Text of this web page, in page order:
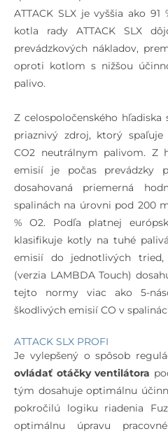
ATTACK SLX je vyššia ako 91
kotla rady ATTACK SLX
prevádzkových nákladov,
oproti kotlom s nižšou
palivo.
Z celospoločenského
priaznivý zdroj, ktorý
CO2 neutrálnym palivom. Z
emisií je počas prevádzky
dosahovaná priemerná
spalinách na úrovni pod 200
% O2. Podľa platnej
klasifikuje kotly na tuhé
emisií do jednotlivých tried,
(verzia LAMBDA Touch)
tejto normy viac ako 5-
škodlivých emisií CO v
ATTACK SLX PROFI
Je vylepšený o spôsob
ovládať otáčky ventilátora
tým dosahuje optimálnu
pokročilú logiku riadenia
optimálnu úpravu